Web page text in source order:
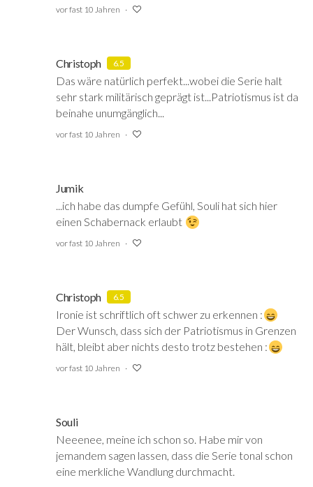
vor fast 10 Jahren
Christoph 6.5
Das wäre natürlich perfekt...wobei die Serie halt
sehr stark militärisch geprägt ist...Patriotismus ist da
beinahe unumgänglich...
vor fast 10 Jahren
Jumik
...ich habe das dumpfe Gefühl, Souli hat sich hier
einen Schabernack erlaubt
vor fast 10 Jahren
Christoph 6.5
Ironie ist schriftlich oft schwer zu erkennen :
Der Wunsch, dass sich der Patriotismus in Grenzen
hält, bleibt aber nichts desto trotz bestehen :
vor fast 10 Jahren
Souli
Neeenee, meine ich schon so. Habe mir von
jemandem sagen lassen, dass die Serie tonal schon
eine merkliche Wandlung durchmacht.